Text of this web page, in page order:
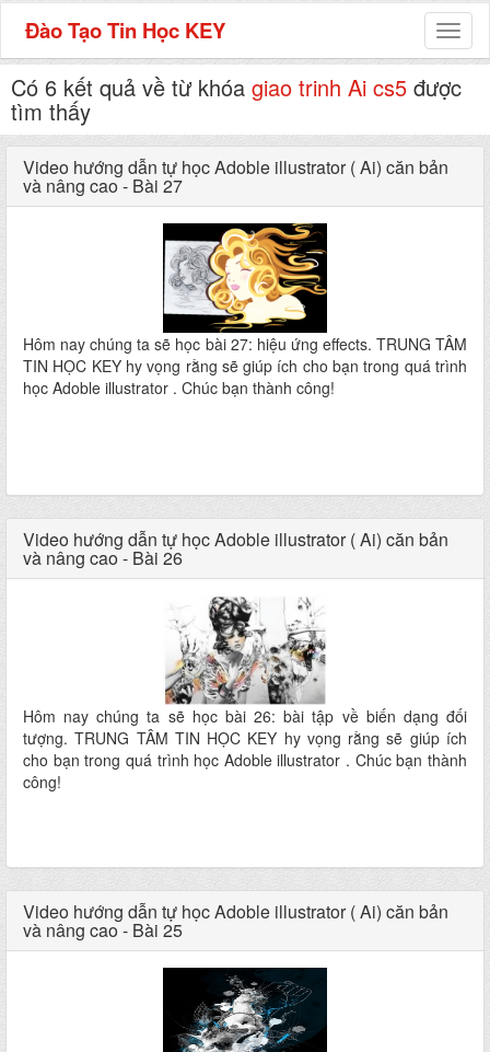
Đào Tạo Tin Học KEY
Có 6 kết quả về từ khóa giao trinh Ai cs5 được
tìm thấy
Video hướng dẫn tự học Adoble illustrator ( Ai) căn bản
và nâng cao - Bài 27
Hôm nay chúng ta sẽ học bài 27: hiệu ứng effects. TRUNG TÂM
TIN HỌC KEY hy vọng rằng sẽ giúp ích cho bạn trong quá trình
học Adoble illustrator . Chúc bạn thành công!
Video hướng dẫn tự học Adoble illustrator ( Ai) căn bản
và nâng cao - Bài 26
Hôm nay chúng ta sẽ học bài 26: bài tập về biến dạng đối
tượng. TRUNG TÂM TIN HỌC KEY hy vọng rằng sẽ giúp ích
cho bạn trong quá trình học Adoble illustrator . Chúc bạn thành
công!
Video hướng dẫn tự học Adoble illustrator ( Ai) căn bản
và nâng cao - Bài 25